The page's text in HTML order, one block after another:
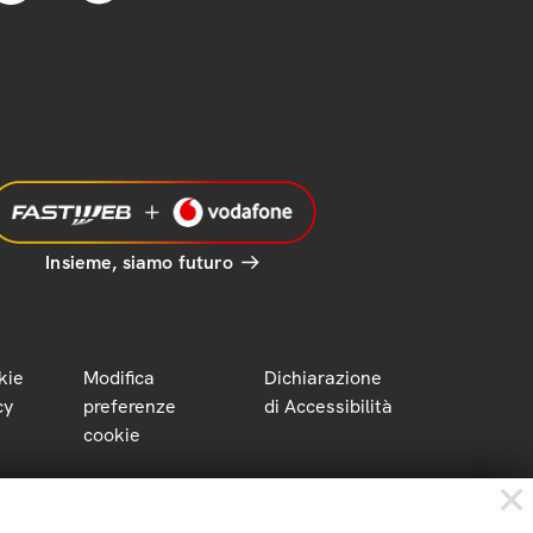
Insieme, siamo futuro
Modifica
preferenze
cookie
Dichiarazione
di Accessibilità